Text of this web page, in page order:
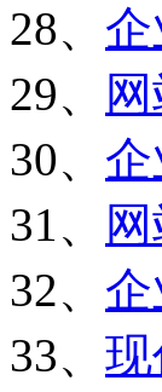
28、
29、
30、
31、
32、
33、